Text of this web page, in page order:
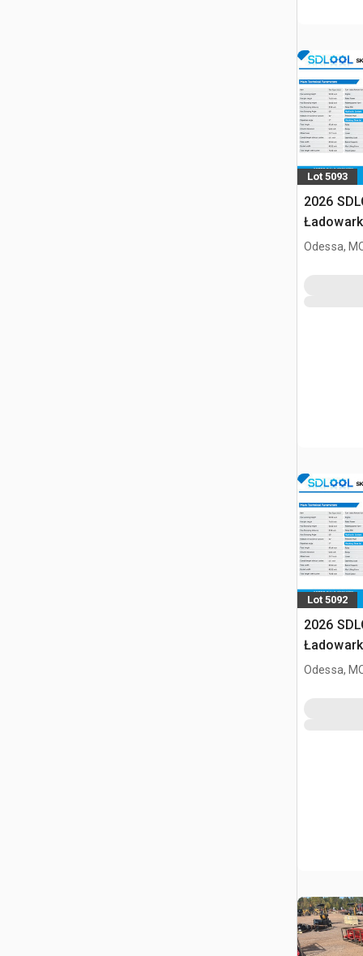
Lot 5093
2026
Odessa,
Lot 5092
2026
Odessa,